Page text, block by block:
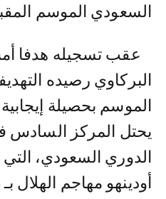
السعودي الموسم
عقب تسجيله هدفا
الموسم بحصيلة
يحتل المركز السادس
الدوري السعودي،
أودينهو مهاجم الهلال بـ 24 هدفا.